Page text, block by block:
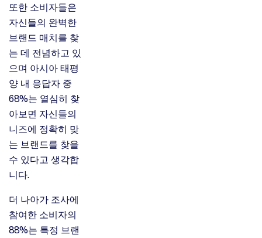
또한 소비자들은
자신들의 완벽한
브랜드 매치를 찾
는 데 전념하고 있
으며 아시아 태평
양 내 응답자 중
68%는 열심히 찾
아보면 자신들의
니즈에 정확히 맞
는 브랜드를 찾을
수 있다고 생각합
니다.
더 나아가 조사에
참여한 소비자의
88%는 특정 브랜